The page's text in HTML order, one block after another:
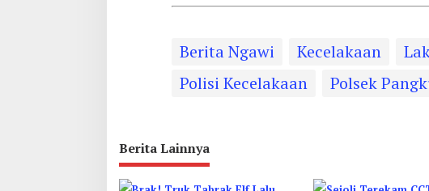
Berita Ngawi Kecelakaan
Polisi Kecelakaan
Polsek
Berita Lainnya